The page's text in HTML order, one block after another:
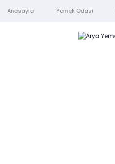
Anasayfa Yemek Odası